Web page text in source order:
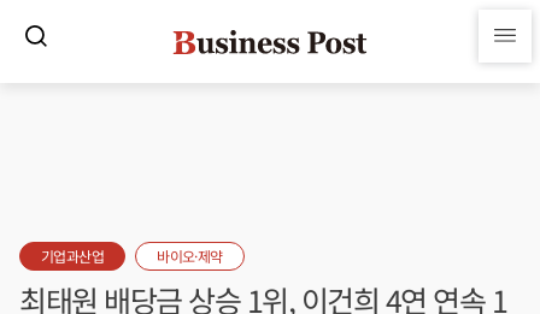
기업과산업 바이오·제약
최태원 배당금 상승 1위, 이건희 4연 연속 1